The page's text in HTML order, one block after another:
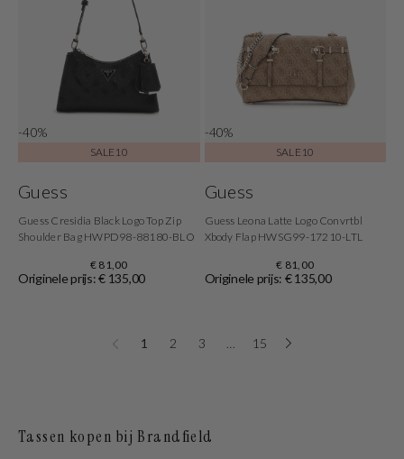
-40%
SALE10
Guess
Guess Cresidia Black Logo Top Zip
Shoulder Bag HWPD98-88180-BLO
€ 81,00
Originele prijs: € 135,00
-40%
SALE10
Guess
Guess Leona Latte Logo Convrtbl
Xbody Flap HWSG99-17210-LTL
€ 81,00
Originele prijs: € 135,00
1 2 3 15
Tassen kopen bij Brandfield